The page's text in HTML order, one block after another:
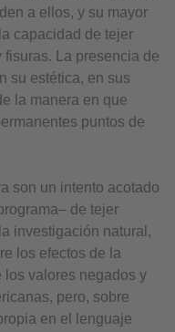
a ellos, y su mayor
capacidad de tejer
La presencia de
su estética, en sus
la manera en que
puntos de
son un intento acotado
de tejer
investigación natural,
los efectos de la
los valores negados y
pero, sobre
en el lenguaje